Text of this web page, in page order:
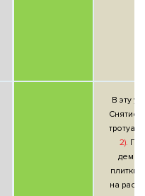
В эту
Снятие
2).
плитки
на